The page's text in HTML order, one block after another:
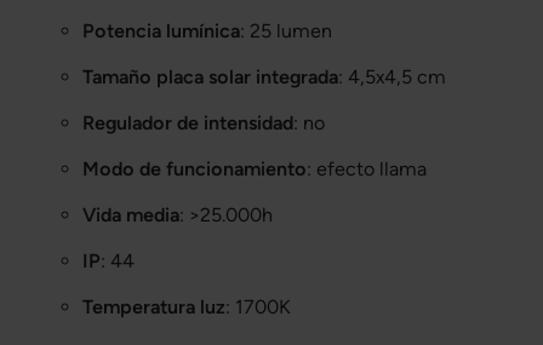
Potencia lumínica: 25 lumen
Tamaño placa solar integrada: 4,5x4,5 cm
Regulador de intensidad: no
Modo de funcionamiento: efecto llama
Vida media: >25.000h
IP: 44
Temperatura luz: 1700K